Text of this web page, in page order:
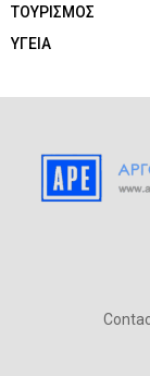
ΤΟΥΡΙΣΜΟΣ
ΥΓΕΙΑ